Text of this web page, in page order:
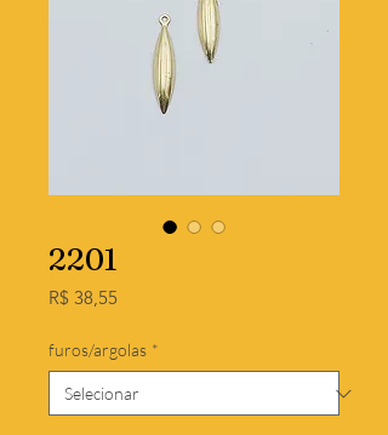
2201
R$ 38,55Preço
furos/argolas *